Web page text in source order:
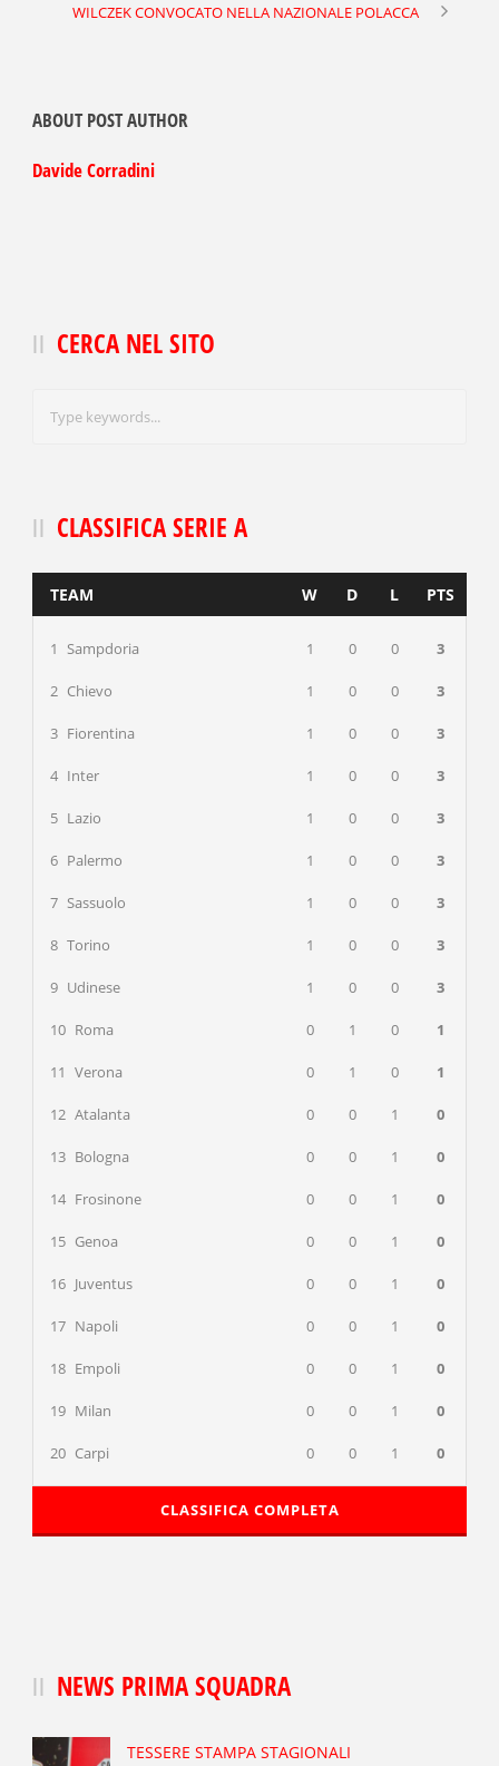
WILCZEK CONVOCATO NELLA NAZIONALE POLACCA
ABOUT POST AUTHOR
Davide Corradini
CERCA NEL SITO
CLASSIFICA SERIE A
TEAM W D L PTS
1 Sampdoria 1 0 0 3
2 Chievo 1 0 0 3
3 Fiorentina 1 0 0 3
4 Inter 1 0 0 3
5 Lazio 1 0 0 3
6 Palermo 1 0 0 3
7 Sassuolo 1 0 0 3
8 Torino 1 0 0 3
9 Udinese 1 0 0 3
10 Roma 0 1 0 1
11 Verona 0 1 0 1
12 Atalanta 0 0 1 0
13 Bologna 0 0 1 0
14 Frosinone 0 0 1 0
15 Genoa 0 0 1 0
16 Juventus 0 0 1 0
17 Napoli 0 0 1 0
18 Empoli 0 0 1 0
19 Milan 0 0 1 0
20 Carpi 0 0 1 0
CLASSIFICA COMPLETA
NEWS PRIMA SQUADRA
TESSERE STAMPA STAGIONALI